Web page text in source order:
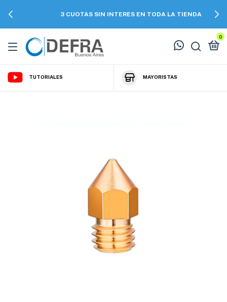
3 CUOTAS SIN INTERES EN TODA LA TIENDA
0
TUTORIALES MAYORISTAS